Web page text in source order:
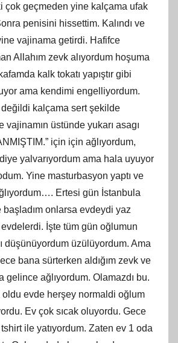
çok geçmeden yine kalçama ufak
penisini hissettim. Kalındı ve
vajinama getirdi. Hafifce
Allahım zevk alıyordum hoşuma
kalk tokatı yapıştır gibi
ama kendimi engelliyordum.
kalçama sert şekilde
vajinamın üstünde yukarı asagı
için için ağlıyordum,
yalvarıyordum ama hala uyuyor
Yine masturbasyon yaptı ve
Ertesi gün İstanbula
onlarsa evdeydi yaz
İşte tüm gün oğlumun
düşünüyordum üzülüyordum. Ama
bana sürterken aldığım zevk ve
gelince ağlıyordum. Olamazdı bu.
oldu evde herşey normaldi oğlum
Ev çok sıcak oluyordu. Gece
ile yatıyordum. Zaten ev 1 oda